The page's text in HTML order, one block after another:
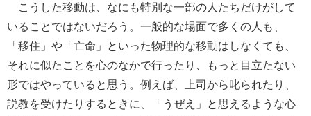
こうした移動は、なにも特別な一部の人たちだけがして
いることではないだろう。一般的な場面で多くの人も、
「移住」や「亡命」といった物理的な移動はしなくても、
それに似たことを心のなかで行ったり、もっと目立たない
形ではやっていると思う。例えば、上司から叱られたり、
説教を受けたりするときに、「うぜえ」と思えるような心